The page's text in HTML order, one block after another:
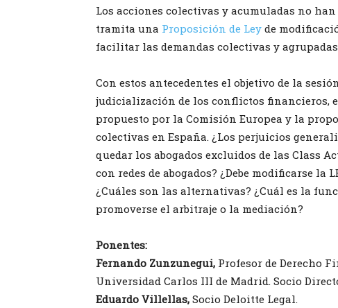
Los acciones colectivas y acumuladas no
tramita una Proposición de Ley de
facilitar las demandas colectivas y
Con estos antecedentes el objetivo de la
judicialización de los conflictos financieros,
propuesto por la Comisión Europea y la
colectivas en España. ¿Los perjuicios
quedar los abogados excluidos de las Class
con redes de abogados? ¿Debe modificarse
¿Cuáles son las alternativas? ¿Cuál es la
promoverse el arbitraje o la mediación?
Ponentes:
Fernando Zunzunegui, Profesor de Derecho
Universidad Carlos III de Madrid. Socio
Eduardo Villellas, Socio Deloitte Legal.